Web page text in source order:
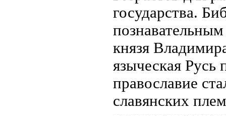
государства.
князя
языческая
православие
славянских